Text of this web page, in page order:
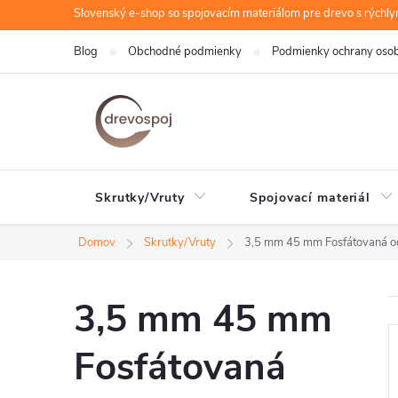
na
Slovenský e-shop so spojovacím materiálom pre drevo s
Blog Obchodné podmienky Podmienky ochrany
Skrutky/Vruty Spojovací materiál
Domov Skrutky/Vruty 3,5 mm 45 mm Fosfátovaná
3,5 mm 45 mm
Fosfátovaná